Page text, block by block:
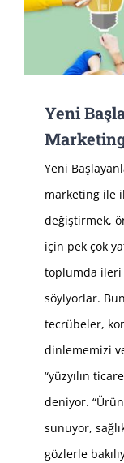
Yeni
Yeni
marketing ile
değiştirmek,
için pek çok
toplumda ileri
söylyorlar.
tecrübeler,
dinlememizi
“yüzyılın
deniyor.
sunuyor,
gözlerle